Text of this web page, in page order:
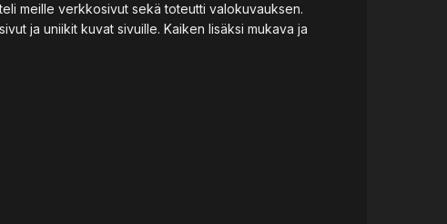
meille verkkosivut sekä toteutti valokuvauksen.
ja uniikit kuvat sivuille. Kaiken lisäksi mukava ja